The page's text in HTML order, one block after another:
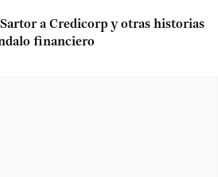
a Credicorp y otras historias
financiero